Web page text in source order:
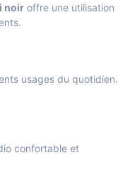
noir offre une utilisation
usages du quotidien.
confortable et